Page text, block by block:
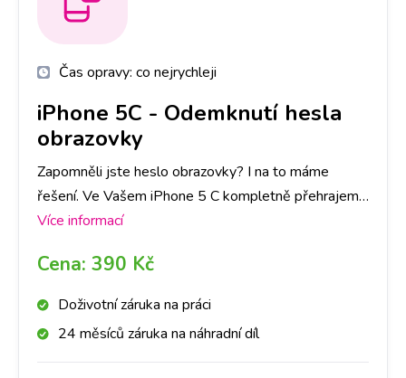
Čas opravy: co nejrychleji
iPhone 5C - Odemknutí hesla
obrazovky
Zapomněli jste heslo obrazovky? I na to máme
řešení. Ve Vašem iPhone 5 C kompletně přehrajeme
software a telefon bude jako nový! Rozhodně ovšem
tomu, že heslo obrazovky slouží jako ochrana všech
dat, se při přehrání SW data automaticky smažou.
Více informací
Cena: 390 Kč
Doživotní záruka na práci
24 měsíců záruka na náhradní díl